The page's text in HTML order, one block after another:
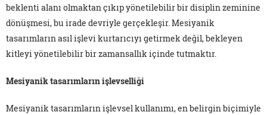
beklenti alanı olmaktan çıkıp yönetilebilir bir disiplin zeminine
dönüşmesi, bu irade devriyle gerçekleşir. Mesiyanik
tasarımların asıl işlevi kurtarıcıyı getirmek değil, bekleyen
kitleyi yönetilebilir bir zamansallık içinde tutmaktır.
Mesiyanik tasarımların işlevselliği
Mesiyanik tasarımların işlevsel kullanımı, en belirgin biçimiyle